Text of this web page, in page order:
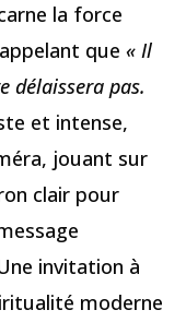
la force
que « Il
délaissera pas.
et intense,
jouant sur
clair pour
invitation à
moderne